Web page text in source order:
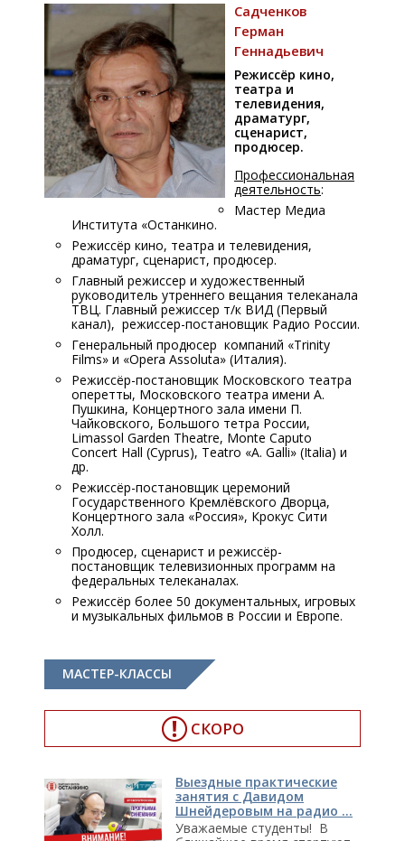
Садченков
Герман
Геннадьевич
Режиссёр кино,
театра и
телевидения,
драматург,
сценарист,
продюсер.
Профессиональная
деятельность:
Мастер Медиа
Института «Останкино.
Режиссёр кино, театра и телевидения,
драматург, сценарист, продюсер.
Главный режиссер и художественный
руководитель утреннего вещания телеканала
ТВЦ. Главный режиссер т/к ВИД (Первый
канал), режиссер-постановщик Радио России.
Генеральный продюсер компаний «Trinity
Films» и «Opera Assoluta» (Италия).
Режиссёр-постановщик Московского театра
оперетты, Московского театра имени А.
Пушкина, Концертного зала имени П.
Чайковского, Большого тетра России,
Limassol Garden Theatre, Monte Caputo
Concert Hall (Cyprus), Teatro «A. Galli» (Italia) и
др.
Режиссёр-постановщик церемоний
Государственного Кремлёвского Дворца,
Концертного зала «Россия», Крокус Сити
Холл.
Продюсер, сценарист и режиссёр-
постановщик телевизионных программ на
федеральных телеканалах.
Режиссёр более 50 документальных, игровых
и музыкальных фильмов в России и Европе.
МАСТЕР-КЛАССЫ
СКОРО
Выездные практические
занятия с Давидом
Шнейдеровым на радио ...
Уважаемые студенты! В